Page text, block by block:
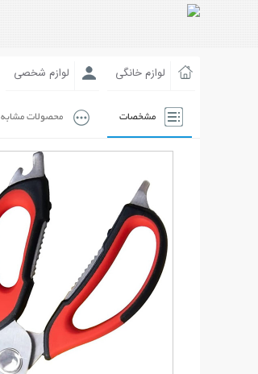
لوازم خانگی لوازم شخصی
مشخصات محصولات مشابه